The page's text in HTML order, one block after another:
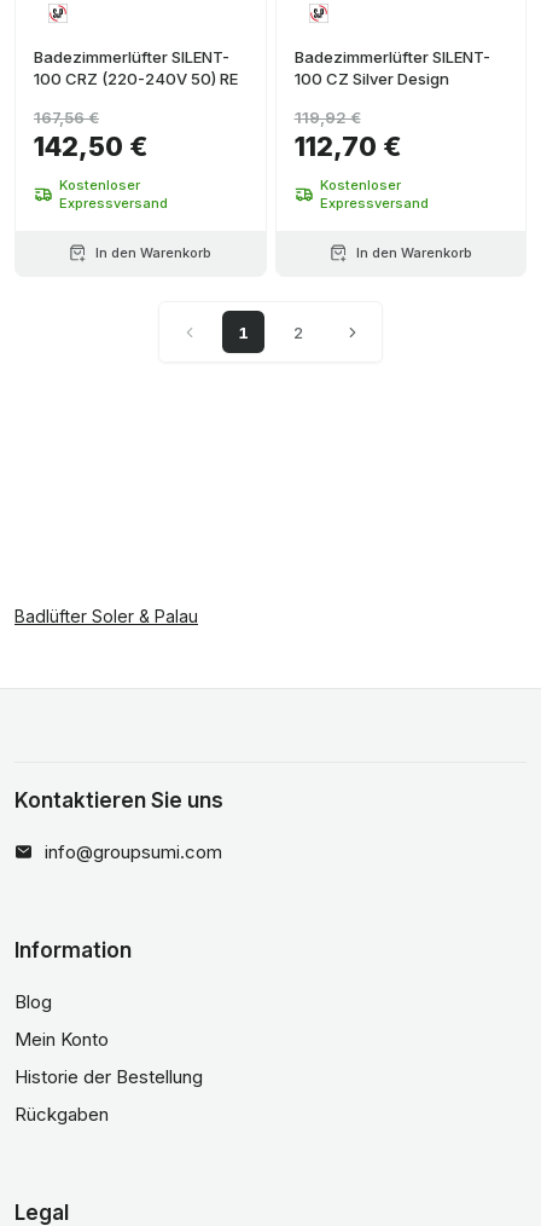
Badezimmerlüfter SILENT-
100 CRZ (220-240V 50) RE
142,50 €
167,56 €
Kostenloser
Expressversand
In den Warenkorb
Badezimmerlüfter SILENT-
100 CZ Silver Design
112,70 €
119,92 €
Kostenloser
Expressversand
In den Warenkorb
1 2
Badlüfter Soler & Palau
Kontaktieren Sie uns
info@groupsumi.com
Information
Blog
Mein Konto
Historie der Bestellung
Rückgaben
Legal